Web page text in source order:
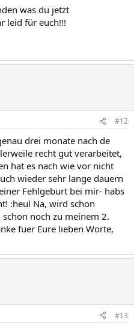
was du jetzt
leid für euch!!!
#12
drei monate nach de
recht gut verarbeitet,
hat es nach wie vor nicht
wieder sehr lange dauern
Fehlgeburt bei mir- habs
:heul Na, wird schon
noch zu meinem 2.
fuer Eure lieben Worte,
#13